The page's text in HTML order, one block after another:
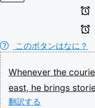
このボタンはなに？
Whenever the
east, he brings
翻訳する